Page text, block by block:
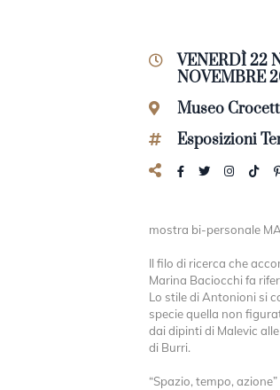
VENERDÌ 22
NOVEMBRE
Museo
Esposizioni
mostra bi-personale
Il filo di ricerca che
Marina Baciocchi fa
Lo stile di Antonioni si
specie quella non
dai dipinti di Malevic
di Burri.
“Spazio, tempo,